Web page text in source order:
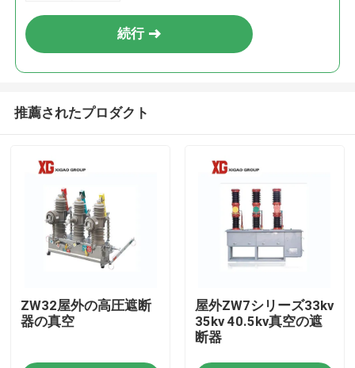
続行
推薦されたプロダクト
ZW32屋外の高圧遮断
器の真空
屋外ZW7シリーズ33kv
35kv 40.5kv真空の遮
断器